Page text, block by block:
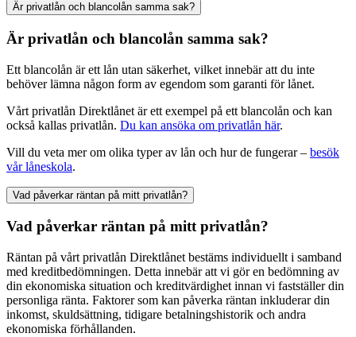
Är privatlån och blancolån samma sak?
Är privatlån och blancolån samma sak?
Ett blancolån är ett lån utan säkerhet, vilket innebär att du inte
behöver lämna någon form av egendom som garanti för lånet.
Vårt privatlån Direktlånet är ett exempel på ett blancolån och kan
också kallas privatlån. Du kan ansöka om privatlån här.
Vill du veta mer om olika typer av lån och hur de fungerar – besök
vår låneskola.
Vad påverkar räntan på mitt privatlån?
Vad påverkar räntan på mitt privatlån?
Räntan på vårt privatlån Direktlånet bestäms individuellt i samband
med kreditbedömningen. Detta innebär att vi gör en bedömning av
din ekonomiska situation och kreditvärdighet innan vi fastställer din
personliga ränta. Faktorer som kan påverka räntan inkluderar din
inkomst, skuldsättning, tidigare betalningshistorik och andra
ekonomiska förhållanden.